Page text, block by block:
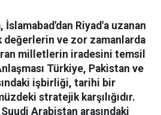
İslamabad'dan Riyad'a uzanan
değerlerin ve zor zamanlarda
milletlerin iradesini temsil
Türkiye, Pakistan ve
işbirliği, tarihi bir
stratejik karşılığıdır.
Arabistan arasındaki